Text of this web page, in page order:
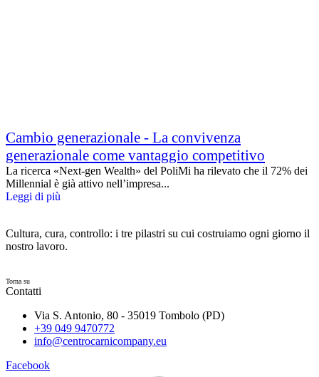
Cambio generazionale - La convivenza
generazionale come vantaggio competitivo
La ricerca «Next-gen Wealth» del PoliMi ha rilevato che il 72% dei
Millennial è già attivo nell’impresa...
Leggi di più
Cultura, cura, controllo: i tre pilastri su cui costruiamo ogni giorno il
nostro lavoro.
Torna su
Contatti
Via S. Antonio, 80 - 35019 Tombolo (PD)
+39 049 9470772
info@centrocarnicompany.eu
Facebook